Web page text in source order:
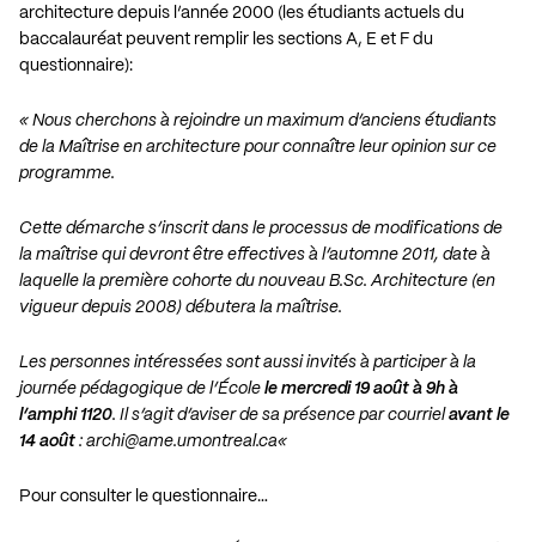
architecture depuis l’année 2000 (les étudiants actuels du
baccalauréat peuvent remplir les sections A, E et F du
questionnaire):
« Nous cherchons à rejoindre un maximum d’anciens étudiants
de la Maîtrise en architecture pour connaître leur opinion sur ce
programme.
Cette démarche s’inscrit dans le processus de modifications de
la maîtrise qui devront être effectives à l’automne 2011, date à
laquelle la première cohorte du nouveau B.Sc. Architecture (en
vigueur depuis 2008) débutera la maîtrise.
Les personnes intéressées sont aussi invités à participer à la
journée pédagogique de l’École le mercredi 19 août à 9h à
l’amphi 1120. Il s’agit d’aviser de sa présence par courriel avant le
14 août : archi@ame.umontreal.ca«
Pour consulter le questionnaire…